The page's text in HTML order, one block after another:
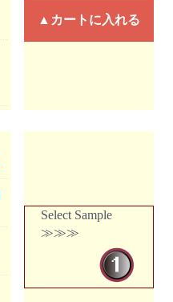
▲カートに入れる
Select Sample
≫≫≫